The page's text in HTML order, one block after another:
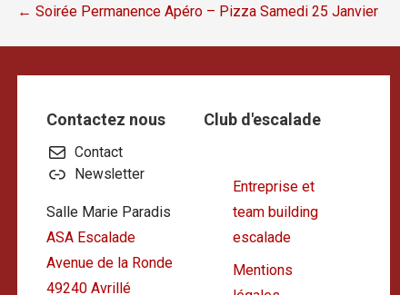
Navigation
← Soirée Permanence Apéro – Pizza Samedi 25 Janvier
Contactez nous
Contact
Newsletter
Salle Marie Paradis
ASA Escalade
Avenue de la Ronde
49240 Avrillé
Club d'escalade
Entreprise et
team building
escalade
Mentions